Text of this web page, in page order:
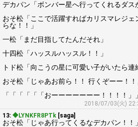
デカパン「ボンバー星へ行ってくれるダス
おそ松「ここで活躍すればカリスマレジ
らな！！」
一松「まだ目指してたんだそれ」
十四松「ハッスルハッスル！！」
トド松「向こうの星に可愛い子がいたら連
おそ松「じゃあお前ら！！ 行くぞーー！！
「「「「「「おーーーーーーー！！！！」
2018/07/03(火)
13: ◆LYNKFR8PTk [saga]
おそ松「じゃあ行ってくるなデカパン！！」